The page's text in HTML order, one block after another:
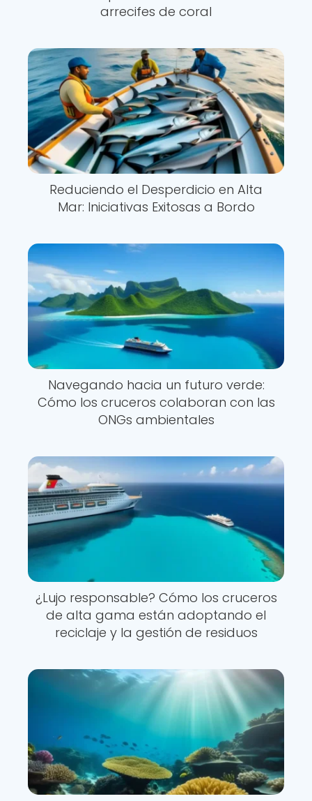
arrecifes de coral
Reduciendo el Desperdicio en Alta
Mar: Iniciativas Exitosas a Bordo
Navegando hacia un futuro verde:
Cómo los cruceros colaboran con las
ONGs ambientales
¿Lujo responsable? Cómo los cruceros
de alta gama están adoptando el
reciclaje y la gestión de residuos